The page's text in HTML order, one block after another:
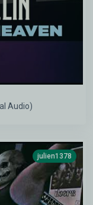
Audio)
julien1378